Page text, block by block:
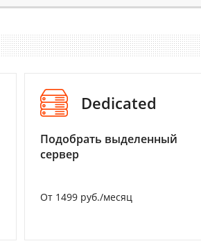
Dedicated
Подобрать выделенный
сервер
От 1499 руб./месяц